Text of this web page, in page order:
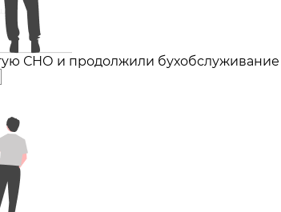
СНО и продолжили бухобслуживание